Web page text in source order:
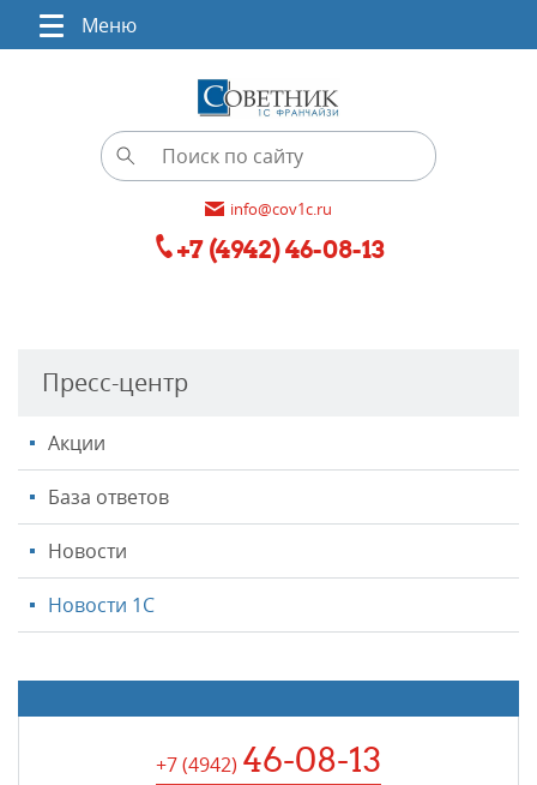
Меню
info@cov1c.ru
+7 (4942) 46-08-13
Пресс-центр
Акции
База ответов
Новости
Новости 1С
+7 (4942) 46-08-13